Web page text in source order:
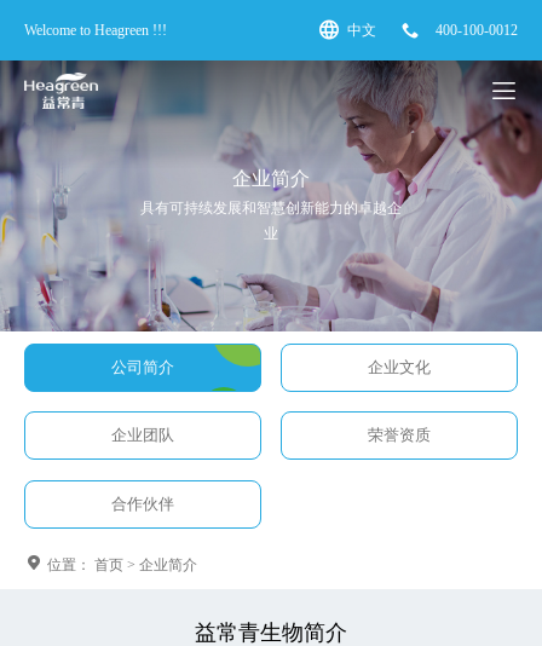
Welcome to Heagreen !!! 400-100-0012
中文
企业简介
具有可持续发展和智慧创新能力的卓越企
业
公司简介 企业文化
企业团队 荣誉资质
合作伙伴
位置： 首页 > 企业简介
益常青生物简介